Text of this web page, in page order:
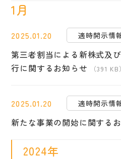
1月
2025.01.20 適時開示情
第三者割当による新株式及
行に関するお知らせ
（391 KB）
2025.01.20 適時開示情
新たな事業の開始に関する
2024年